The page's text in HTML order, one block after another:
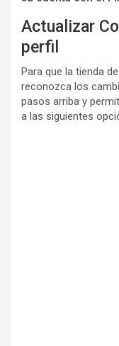
Actualizar
perfil
Para que la tienda
reconozca los
pasos arriba y
a las siguientes